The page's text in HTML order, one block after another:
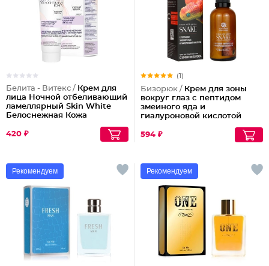
Белита - Витекс / Крем для
лица Ночной отбеливающий
ламеллярный Skin White
Белоснежная Кожа
420 ₽
(1)
Бизорюк / Крем для зоны
вокруг глаз с пептидом
змеиного яда и
гиалуроновой кислотой
594 ₽
Рекомендуем Рекомендуем